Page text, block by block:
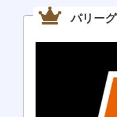
パリー